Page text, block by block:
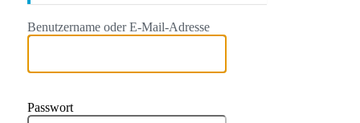
Benutzername oder E-Mail-Adresse
Passwort